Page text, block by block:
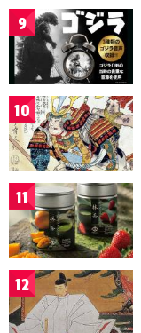
9
10
11
12